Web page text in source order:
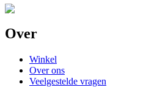
Over
Winkel
Over ons
Veelgestelde vragen